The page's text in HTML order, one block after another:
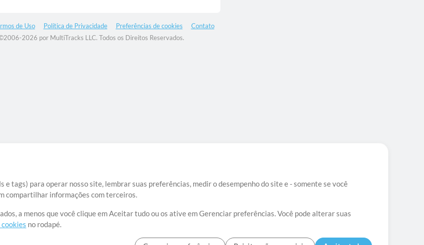
tags) para operar nosso site, lembrar suas preferências, medir o desempenho do site e - somente se você
compartilhar informações com terceiros.
a menos que você clique em Aceitar tudo ou os ative em Gerenciar preferências. Você pode alterar suas
no rodapé.
de Uso Política de Privacidade Preferências de cookies
Contato
2026 por MultiTracks LLC. Todos os Direitos Reservados.